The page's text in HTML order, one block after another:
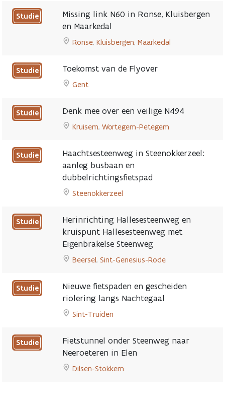
(N415)
Merelbeke,
Gavere,
Zwalm
to
Vrijliggende
fietspaden
langs
op
en
op
Zondereigen
page
Studie
Missing link N60 in Ronse, Kluisbergen
en Maarkedal
Ronse, Kluisbergen, Maarkedal
to
link
in
Ronse,
Kluisbergen
Maarkedal
page
Studie Toekomst van de Flyover
Gent
to
van
Flyover
page
Studie Denk mee over een veilige N494
Kruisem, Wortegem-Petegem
to
Denk
mee
over
een
N494
page
Studie
Haachtsesteenweg in Steenokkerzeel:
aanleg busbaan en
dubbelrichtingsfietspad
Steenokkerzeel
to
Haachtsesteenweg
in
Steenokkerzeel:
aanleg
en
dubbelrichtingsfietspad
page
Studie
Herinrichting Hallesesteenweg en
kruispunt Hallesesteenweg met
Eigenbrakelse Steenweg
Beersel, Sint-Genesius-Rode
to
Herinrichting
Hallesesteenweg
en
Hallesesteenweg
met
Steenweg
Studie
Nieuwe fietspaden en gescheiden
riolering langs Nachtegaal
Sint-Truiden
to
fietspaden
en
Studie
Fietstunnel onder Steenweg naar
Neeroeteren in Elen
Dilsen-Stokkem